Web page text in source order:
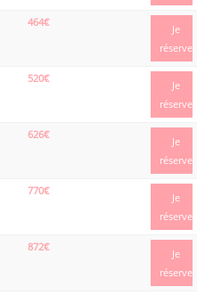
464€
Je
réserve
520€
Je
réserve
626€
Je
réserve
770€
Je
réserve
872€
Je
réserve